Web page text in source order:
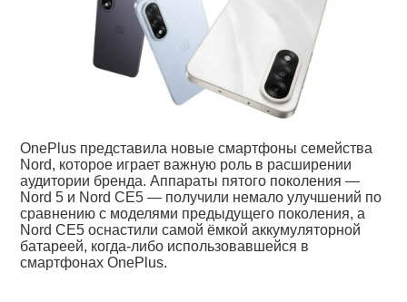
OnePlus представила новые смартфоны семейства
Nord, которое играет важную роль в расширении
аудитории бренда. Аппараты пятого поколения —
Nord 5 и Nord CE5 — получили немало улучшений по
сравнению с моделями предыдущего поколения, а
Nord CE5 оснастили самой ёмкой аккумуляторной
батареей, когда-либо использовавшейся в
смартфонах OnePlus.